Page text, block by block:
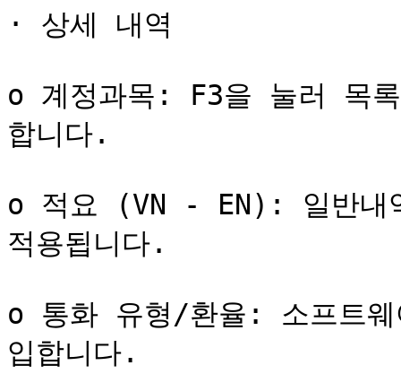
· 상세 내역
o 계정과목: F3을 눌러 목
합니다.
o 적요 (VN - EN): 일반내
적용됩니다.
o 통화 유형/환율: 소프트웨
입합니다.